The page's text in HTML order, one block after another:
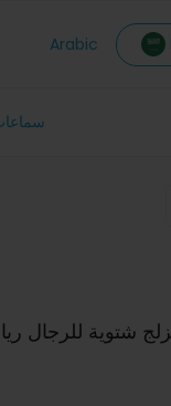
Arabic
شتوية للرجال